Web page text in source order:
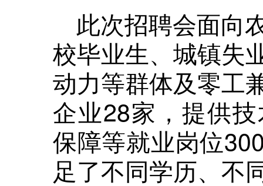
此次招聘会面向
校毕业生、城镇失
动力等群体及零工
企业28家，提供
保障等就业岗位
足了不同学历、不